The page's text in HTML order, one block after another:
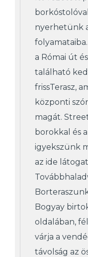
nyerhetünk
a Római út
található
frissTerasz,
központi
magát.
borokkal és
igyekszünk
az ide
Bogyay
oldalában,
várja a
távolság az